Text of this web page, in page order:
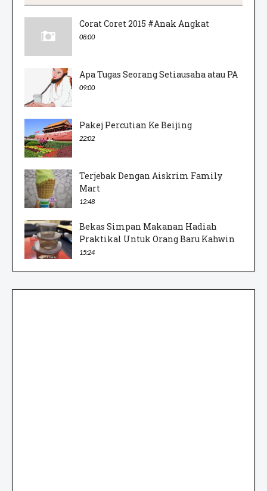
Corat Coret 2015 #Anak Angkat
08:00
Apa Tugas Seorang Setiausaha atau PA
09:00
Pakej Percutian Ke Beijing
22:02
Terjebak Dengan Aiskrim Family
Mart
12:48
Bekas Simpan Makanan Hadiah
Praktikal Untuk Orang Baru Kahwin
15:24